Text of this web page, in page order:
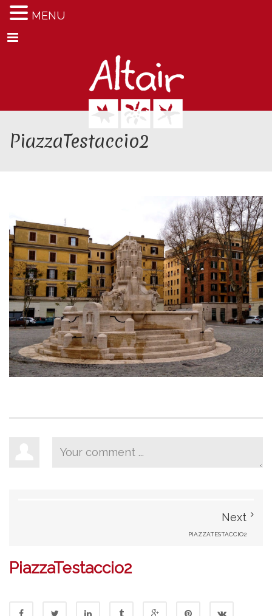
Menu
PiazzaTestaccio2
Next
PIAZZATESTACCIO2
PiazzaTestaccio2
MENU